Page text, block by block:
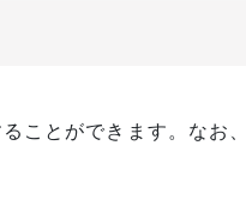
ことができます。なお